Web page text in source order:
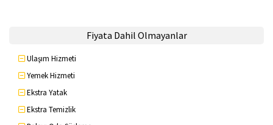
Fiyata Dahil Olmayanlar
Ulaşım Hizmeti
Yemek Hizmeti
Ekstra Yatak
Ekstra Temizlik